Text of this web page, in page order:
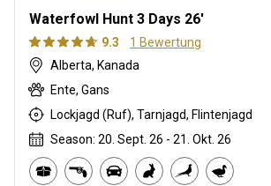
Waterfowl Hunt 3 Days 26'
9.3
1 Bewertung
Alberta, Kanada
Ente, Gans
Lockjagd (Ruf), Tarnjagd, Flintenjagd
Season: 20. Sept. 26 - 21. Okt. 26